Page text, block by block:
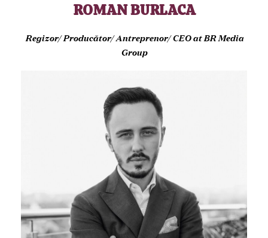
ROMAN BURLACA
Regizor/ Producător/ Antreprenor/ CEO at BR Media
Group